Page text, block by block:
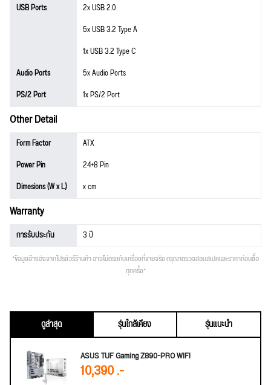
USB Ports
2x USB 2.0
5x USB 3.2 Type A
1x USB 3.2 Type C
Audio Ports
5x Audio Ports
PS/2 Port
1x PS/2 Port
Other Detail
Form Factor
ATX
Power Pin
24+8 Pin
Dimesions (W x L)
x cm
Warranty
การรับประกัน 3 ปี
*ข้อมูลอ้างอิงจากโปรชัวร์ร้านค้า อาจไม่ตรงกับเครื่องที่ขายจริง กรุณาตรวจสอบสเปคและราคาก่อนซื้อ
ทุกครั้ง*
ดูล่าสุด รุ่นใกล้เคียง
รุ่นแนะนำ
ASUS TUF Gaming Z890-PRO WIFI
10,390 .-